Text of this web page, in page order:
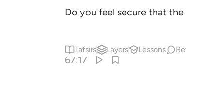
Do you feel secure that the One
Tafsirs Layers Lessons Reflections
67:17